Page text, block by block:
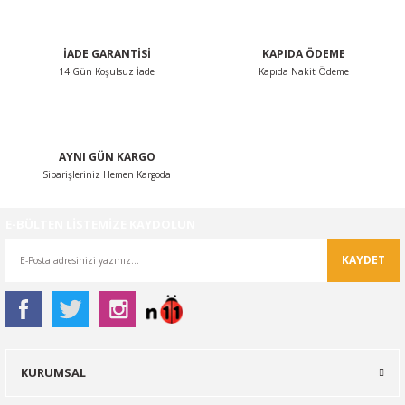
İADE GARANTİSİ
14 Gün Koşulsuz İade
KAPIDA ÖDEME
Kapıda Nakit Ödeme
AYNI GÜN KARGO
Siparişleriniz Hemen Kargoda
KAYDET
KURUMSAL